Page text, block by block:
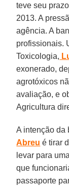
teve seu
2013. A
agência. A
profissionais.
Toxicologia,
exonerado,
agrotóxicos
avaliação, e
Agricultura
A intenção da
Abreu é tirar
levar para
que
passaporte